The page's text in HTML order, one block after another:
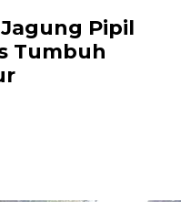
Jagung Pipil
Tumbuh